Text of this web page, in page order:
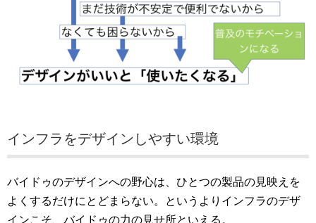
インフラをデザインしやすい環境
バイドゥのデザインへの野心は、ひとつの製品の見映えを
よくするだけにとどまらない。というよりインフラのデザ
インこそ、バイドゥの力の見せ所といえる。